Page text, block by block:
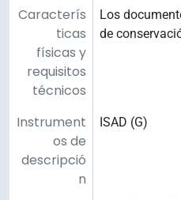
Caracterís
ticas
físicas y
requisitos
técnicos
Los
de
Instrument
os de
descripció
n
ISAD (G)